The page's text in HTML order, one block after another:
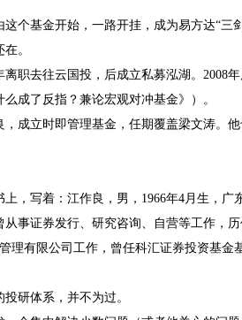
个基金开始，一路开挂，成为易方达“三
。
离职去往云国投，后成立私募泓湖。2008
成了反指？兼论宏观对冲基金》）。
成立时即管理基金，任期覆盖梁文涛。他
，写着：江作良，男，1966年4月生，
事证券发行、研究咨询、自营等工作，
理有限公司工作，曾任科汇证券投资基
研体系，并不为过。